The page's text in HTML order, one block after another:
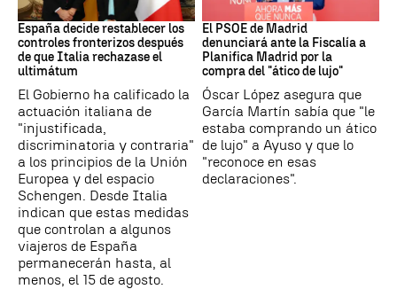
CRISIS MIGRATORIA
España decide restablecer los
controles fronterizos después
de que Italia rechazase el
ultimátum
El Gobierno ha calificado la
actuación italiana de
"injustificada,
discriminatoria y contraria"
a los principios de la Unión
Europea y del espacio
Schengen. Desde Italia
indican que estas medidas
que controlan a algunos
viajeros de España
permanecerán hasta, al
menos, el 15 de agosto.
PSOE MADRID
El PSOE de Madrid
denunciará ante la Fiscalía a
Planifica Madrid por la
compra del "ático de lujo"
Óscar López asegura que
García Martín sabía que "le
estaba comprando un ático
de lujo" a Ayuso y que lo
"reconoce en esas
declaraciones".